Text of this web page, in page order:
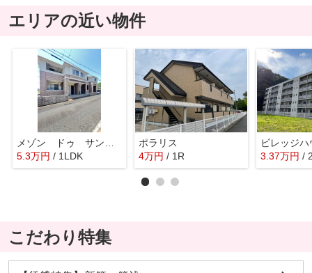
エリアの近い物件
メゾン ドゥ サンマリノ
5.3万円 / 1LDK
ポラリス
4万円 / 1R 3.37万円 /
こだわり特集